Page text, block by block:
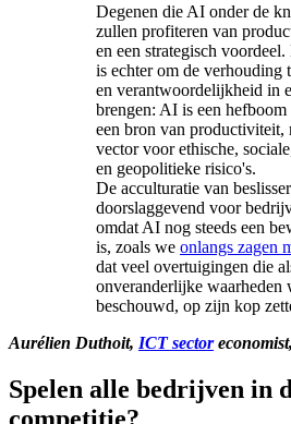
Degenen die AI onder de
zullen profiteren van
en een strategisch
is echter om de verhouding
en verantwoordelijkheid in
brengen: AI is een
een bron van productiviteit,
vector voor ethische,
en geopolitieke risico's.
De acculturatie van
doorslaggevend voor
omdat AI nog steeds een
is, zoals we onlangs zagen
dat veel overtuigingen die
onveranderlijke waarheden
beschouwd, op zijn kop
Aurélien Duthoit, ICT sector
Spelen alle bedrijven in
competitie?